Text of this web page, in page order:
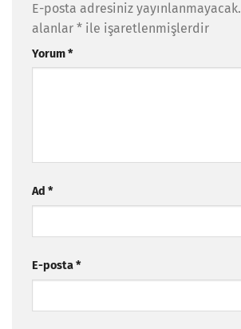
E-posta adresiniz yayınlanmayacak.
alanlar * ile işaretlenmişlerdir
Yorum*
Ad *
E-posta*